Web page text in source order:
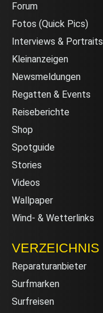
Forum
Fotos (Quick Pics)
Interviews & Portraits
Kleinanzeigen
Newsmeldungen
Regatten & Events
Reiseberichte
Shop
Spotguide
Stories
Videos
Wallpaper
Wind- & Wetterlinks
VERZEICHNIS
Reparaturanbieter
Surfmarken
Surfreisen